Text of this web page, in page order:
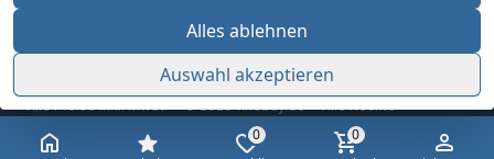
0
0
Alles ablehnen
Auswahl akzeptieren
Alle Preise inkl. MwSt. · © 2026 finebuy.de · Alle Rechte
AGBDatenschutz Impressum Widerrufsrecht Cookie-Einstellungen